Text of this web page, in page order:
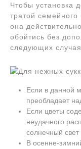
Чтобы установка
тратой
она
обойтись без
следующих
Если в данной
преобладает
Если цветы
неудачного
солнечный
В осенне-